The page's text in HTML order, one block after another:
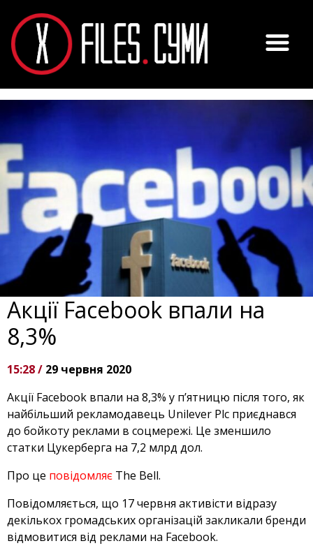
Акції Facebook впали на
8,3%
15:28 / 29 червня 2020
Акції Facebook впали на 8,3% у п’ятницю після того, як
найбільший рекламодавець Unilever Plc приєднався
до бойкоту реклами в соцмережі. Це зменшило
статки Цукерберга на 7,2 млрд дол.
Про це повідомляє The Bell.
Повідомляється, що 17 червня активісти відразу
декількох громадських організацій закликали бренди
відмовитися від реклами на Facebook.